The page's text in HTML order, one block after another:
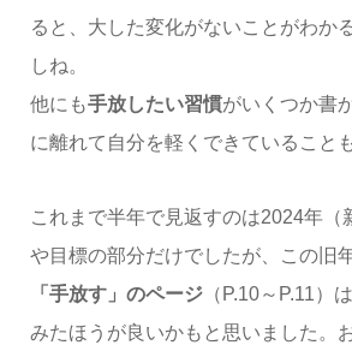
ると、大した変化がないことがわか
しね。
他にも手放したい習慣がいくつか書
に離れて自分を軽くできていること
これまで半年で見返すのは2024年（
や目標の部分だけでしたが、この旧
「手放す」のページ（P.10～P.11）
みたほうが良いかもと思いました。